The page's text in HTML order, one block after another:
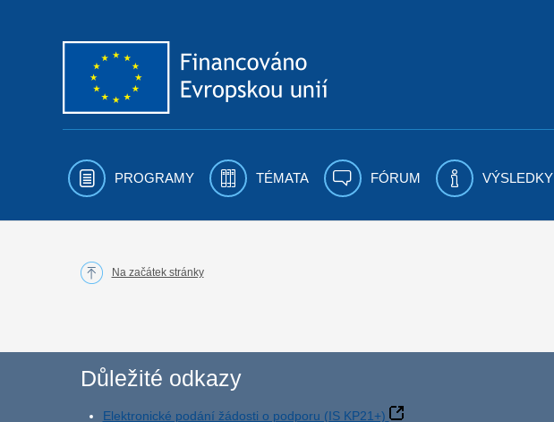
PROGRAMY TÉMATA FÓRUM VÝSLEDKY
Na začátek stránky
Důležité odkazy
Elektronické podání žádosti o podporu (IS KP21+)